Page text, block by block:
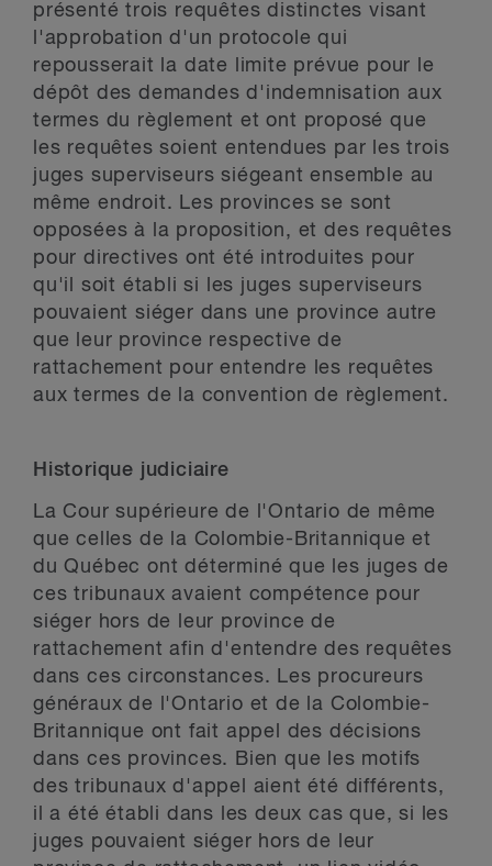
présenté trois requêtes distinctes visant
l'approbation d'un protocole qui
repousserait la date limite prévue pour le
dépôt des demandes d'indemnisation aux
termes du règlement et ont proposé que
les requêtes soient entendues par les trois
juges superviseurs siégeant ensemble au
même endroit. Les provinces se sont
opposées à la proposition, et des requêtes
pour directives ont été introduites pour
qu'il soit établi si les juges superviseurs
pouvaient siéger dans une province autre
que leur province respective de
rattachement pour entendre les requêtes
aux termes de la convention de règlement.
Historique judiciaire
La Cour supérieure de l'Ontario de même
que celles de la Colombie-Britannique et
du Québec ont déterminé que les juges de
ces tribunaux avaient compétence pour
siéger hors de leur province de
rattachement afin d'entendre des requêtes
dans ces circonstances. Les procureurs
généraux de l'Ontario et de la Colombie-
Britannique ont fait appel des décisions
dans ces provinces. Bien que les motifs
des tribunaux d'appel aient été différents,
il a été établi dans les deux cas que, si les
juges pouvaient siéger hors de leur